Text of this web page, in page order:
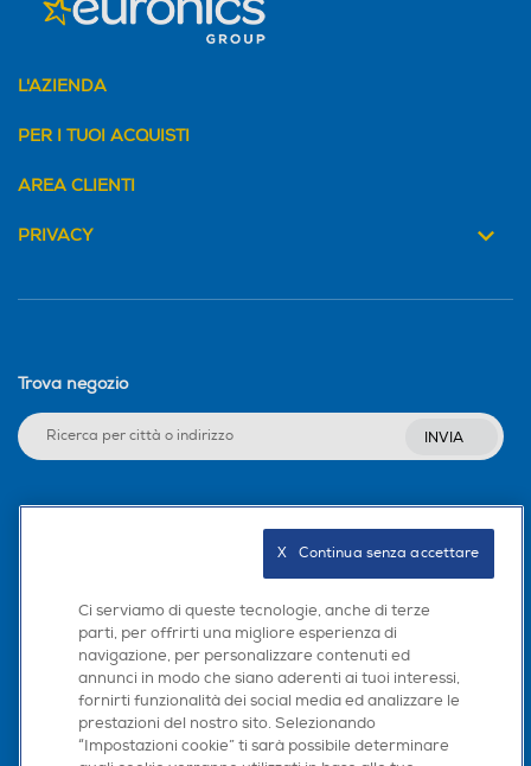
L'AZIENDA
PER I TUOI ACQUISTI
AREA CLIENTI
PRIVACY
Trova negozio
INVIA
Scarica la nostra app
Ci serviamo di queste tecnologie, anche di terze
parti, per offrirti una migliore esperienza di
navigazione, per personalizzare contenuti ed
annunci in modo che siano aderenti ai tuoi interessi,
fornirti funzionalità dei social media ed analizzare le
prestazioni del nostro sito. Selezionando
“Impostazioni cookie” ti sarà possibile determinare
X   Continua senza accettare